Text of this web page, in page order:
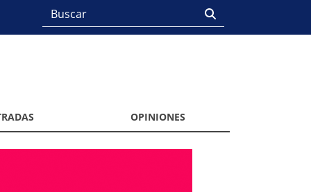
OPINIONES